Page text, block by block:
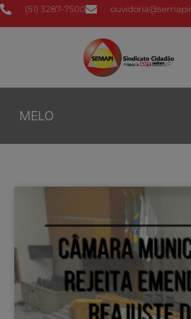
(51) 3287-7500
MELO